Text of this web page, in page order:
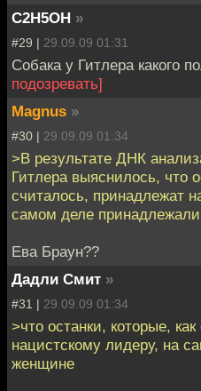
C2H5OH »
#29 | 29.09.09 01:31
Собака у Гитлера какого
подозревать]
Magnus »
#30 | 29.09.09 01:34
>В результате ДНК
Гитлера выяснилось, что
считалось, принадлежат
самом деле
Ева Браун??
Дадли Смит »
#31 | 29.09.09 01:34
>что останки, которые,
нацистскому лидеру, на
женщине